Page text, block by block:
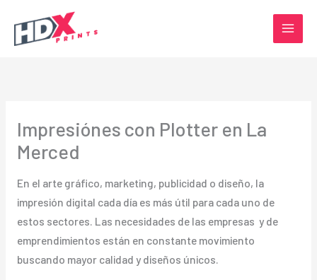
contenido
Impresiónes con Plotter en La
Merced
En el arte gráfico, marketing, publicidad o diseño, la
impresión digital cada día es más útil para cada uno de
estos sectores. Las necesidades de las empresas y de
emprendimientos están en constante movimiento
buscando mayor calidad y diseños únicos.